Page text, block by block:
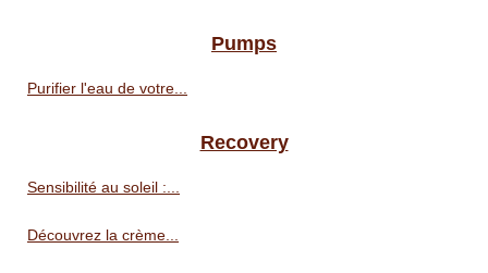
Pumps
Purifier l'eau de votre...
Recovery
Sensibilité au soleil :...
Découvrez la crème...